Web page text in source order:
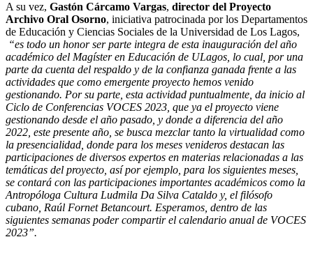
A su vez, Gastón Cárcamo Vargas, director del Proyecto
Archivo Oral Osorno, iniciativa patrocinada por los Departamentos
de Educación y Ciencias Sociales de la Universidad de Los Lagos,
“es todo un honor ser parte integra de esta inauguración del año
académico del Magíster en Educación de ULagos, lo cual, por una
parte da cuenta del respaldo y de la confianza ganada frente a las
actividades que como emergente proyecto hemos venido
gestionando. Por su parte, esta actividad puntualmente, da inicio al
Ciclo de Conferencias VOCES 2023, que ya el proyecto viene
gestionando desde el año pasado, y donde a diferencia del año
2022, este presente año, se busca mezclar tanto la virtualidad como
la presencialidad, donde para los meses venideros destacan las
participaciones de diversos expertos en materias relacionadas a las
temáticas del proyecto, así por ejemplo, para los siguientes meses,
se contará con las participaciones importantes académicos como la
Antropóloga Cultura Ludmila Da Silva Cataldo y, el filósofo
cubano, Raúl Fornet Betancourt. Esperamos, dentro de las
siguientes semanas poder compartir el calendario anual de VOCES
2023”.